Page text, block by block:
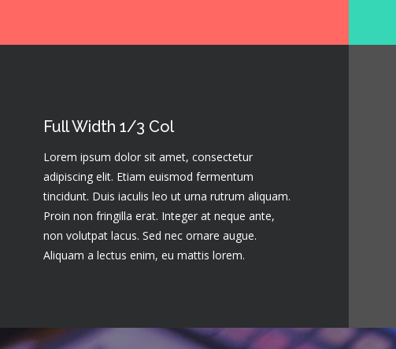
Full Width 1/3 Col
Lorem ipsum dolor sit amet, consectetur
adipiscing elit. Etiam euismod fermentum
tincidunt. Duis iaculis leo ut urna rutrum aliquam.
Proin non fringilla erat. Integer at neque ante,
non volutpat lacus. Sed nec ornare augue.
Aliquam a lectus enim, eu mattis lorem.